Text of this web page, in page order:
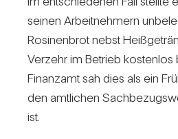
seinen Arbeit­neh­mern
Rosi­nen­brot nebst
Ver­zehr im Betrieb kos­tenlos
Finanzamt sah dies als ein
den amt­li­chen
ist.